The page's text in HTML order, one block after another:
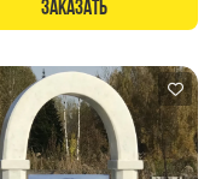
Заказать